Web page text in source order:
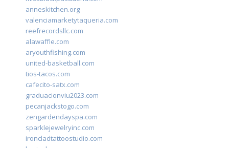
anneskitchen.org
valenciamarketytaqueria.com
reefrecordsllc.com
alawaffle.com
aryouthfishing.com
united-basketball.com
tios-tacos.com
cafecito-satx.com
graduacionviu2023.com
pecanjackstogo.com
zengardendayspa.com
sparklejewelryinc.com
ironcladtattoostudio.com